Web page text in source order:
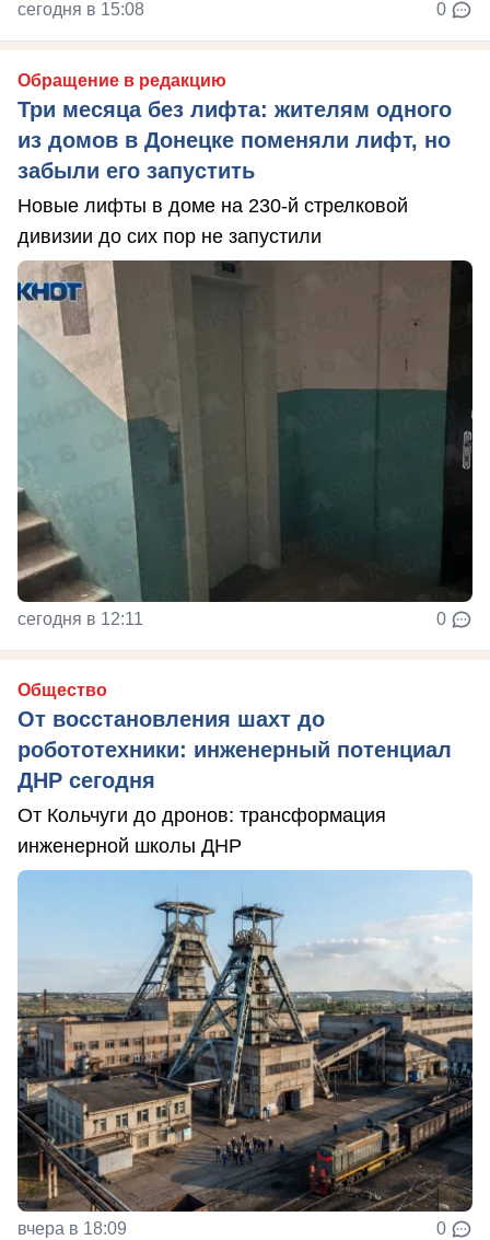
сегодня в 15:08 0
Обращение в редакцию
Три месяца без лифта: жителям одного
из домов в Донецке поменяли лифт, но
забыли его запустить
Новые лифты в доме на 230-й стрелковой
дивизии до сих пор не запустили
сегодня в 12:11 0
Общество
От восстановления шахт до
робототехники: инженерный потенциал
ДНР сегодня
От Кольчуги до дронов: трансформация
инженерной школы ДНР
вчера в 18:09 0